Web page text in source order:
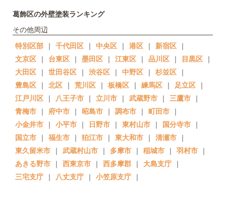
葛飾区の外壁塗装ランキング
その他周辺
特別区部 ｜ 千代田区 ｜ 中央区 ｜ 港区 ｜ 新宿区 ｜
文京区 ｜ 台東区 ｜ 墨田区 ｜ 江東区 ｜ 品川区 ｜ 目黒区 ｜
大田区 ｜ 世田谷区 ｜ 渋谷区 ｜ 中野区 ｜ 杉並区 ｜
豊島区 ｜ 北区 ｜ 荒川区 ｜ 板橋区 ｜ 練馬区 ｜ 足立区 ｜
江戸川区 ｜ 八王子市 ｜ 立川市 ｜ 武蔵野市 ｜ 三鷹市 ｜
青梅市 ｜ 府中市 ｜ 昭島市 ｜ 調布市 ｜ 町田市 ｜
小金井市 ｜ 小平市 ｜ 日野市 ｜ 東村山市 ｜ 国分寺市 ｜
国立市 ｜ 福生市 ｜ 狛江市 ｜ 東大和市 ｜ 清瀬市 ｜
東久留米市 ｜ 武蔵村山市 ｜ 多摩市 ｜ 稲城市 ｜ 羽村市 ｜
あきる野市 ｜ 西東京市 ｜ 西多摩郡 ｜ 大島支庁 ｜
三宅支庁 ｜ 八丈支庁 ｜ 小笠原支庁 ｜